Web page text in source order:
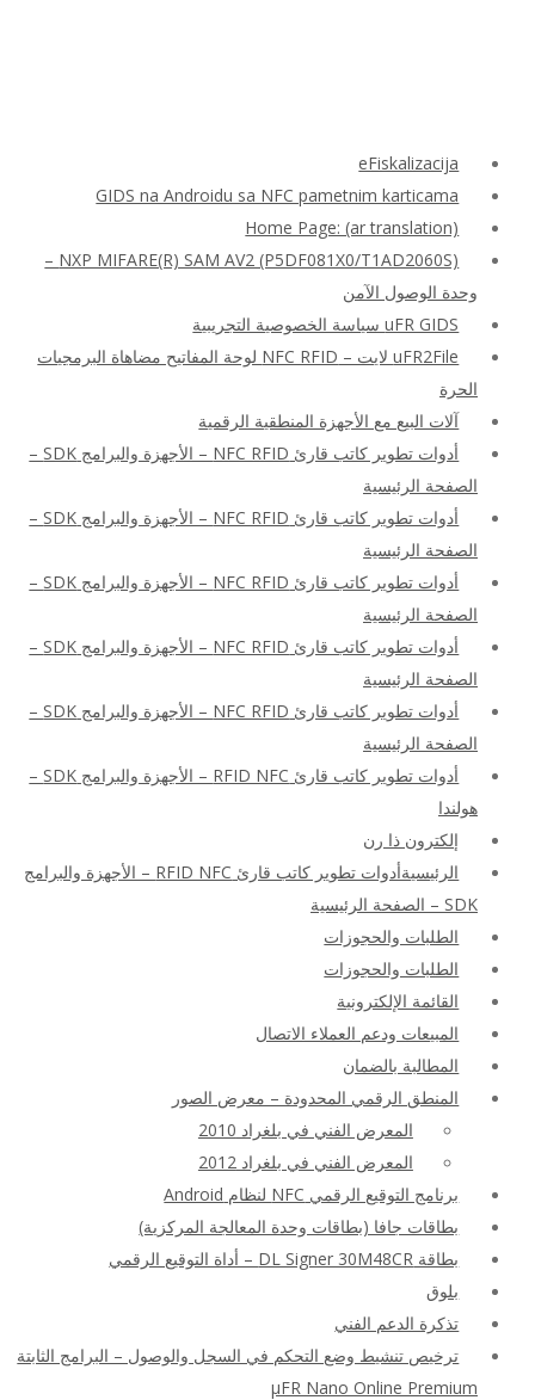
eFiskalizacija
GIDS na Androidu sa NFC pametnim karticama
Home Page: (ar translation)
NXP MIFARE(R) SAM AV2 (P5DF081X0/T1AD2060S) –
وحدة الوصول الآمن
uFR GIDS سياسة الخصوصية التجريبية
uFR2File لايت – NFC RFID لوحة المفاتيح مضاهاة البرمجيات
الحرة
آلات البيع مع الأجهزة المنطقية الرقمية
أدوات تطوير كاتب قارئ NFC RFID – الأجهزة والبرامج SDK –
الصفحة الرئيسية
أدوات تطوير كاتب قارئ NFC RFID – الأجهزة والبرامج SDK –
الصفحة الرئيسية
أدوات تطوير كاتب قارئ NFC RFID – الأجهزة والبرامج SDK –
الصفحة الرئيسية
أدوات تطوير كاتب قارئ NFC RFID – الأجهزة والبرامج SDK –
الصفحة الرئيسية
أدوات تطوير كاتب قارئ NFC RFID – الأجهزة والبرامج SDK –
الصفحة الرئيسية
أدوات تطوير كاتب قارئ RFID NFC – الأجهزة والبرامج SDK –
هولندا
إلكترون ذا رن
الرئيسيةأدوات تطوير كاتب قارئ RFID NFC – الأجهزة والبرامج
SDK – الصفحة الرئيسية
الطلبات والحجوزات
الطلبات والحجوزات
القائمة الإلكترونية
المبيعات ودعم العملاء الاتصال
المطالبة بالضمان
المنطق الرقمي المحدودة – معرض الصور
المعرض الفني في بلغراد 2010
المعرض الفني في بلغراد 2012
برنامج التوقيع الرقمي NFC لنظام Android
بطاقات جافا (بطاقات وحدة المعالجة المركزية)
بطاقة DL Signer 30M48CR – أداة التوقيع الرقمي
بلوق
تذكرة الدعم الفني
ترخيص تنشيط وضع التحكم في السجل والوصول – البرامج الثابتة
μFR Nano Online Premium